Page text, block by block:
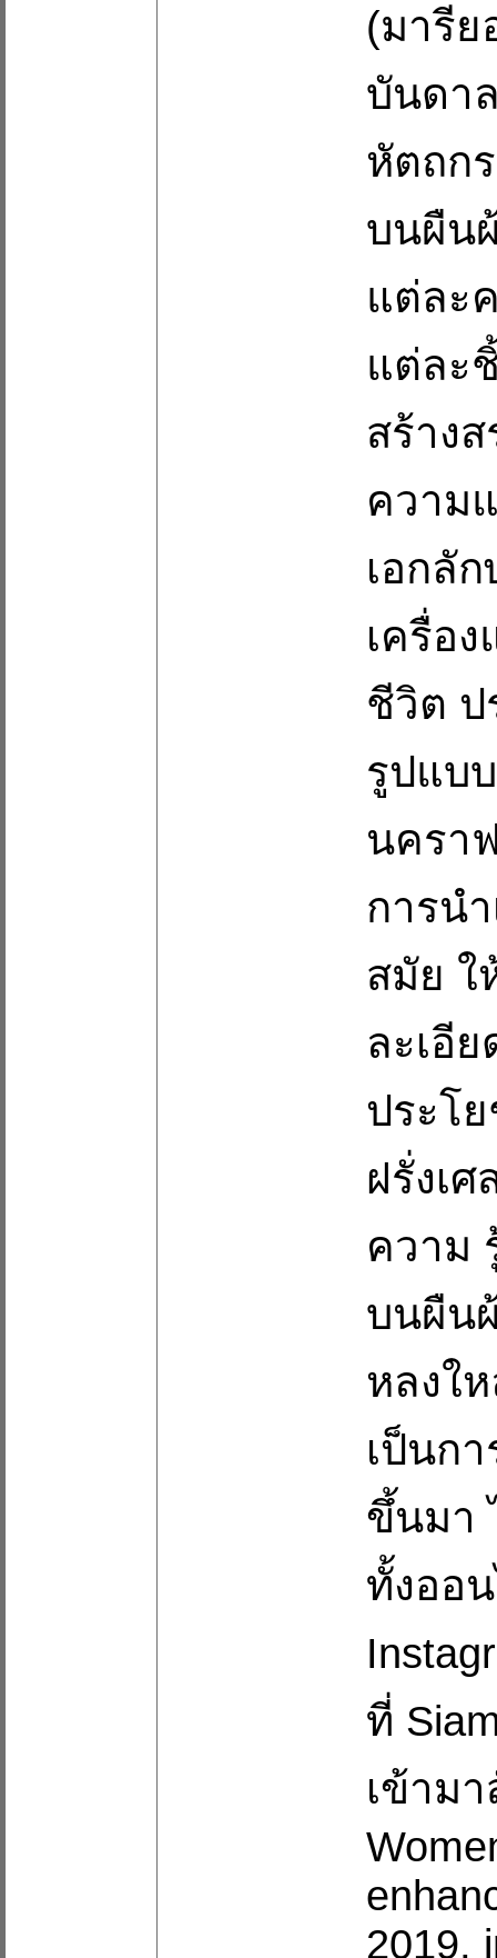
(มารีย
บันดา
หัตถก
บนผืน
แต่ละ
แต่ละ
สร้าง
ความ
เอกลั
เครื่อ
ชีวิต ป
รูปแบ
นครา
การนํ
สมัย ใ
ละเอี
ประโ
ฝรั่งเ
ความ
บนผืน
หลงใ
เป็นก
ขึ้นมา
ทั้งออ
ที่
เข้าม
2019,